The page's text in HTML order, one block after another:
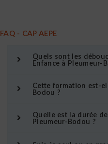
FAQ - CAP AEPE
Quels sont les
Enfance à Pleumeur-
Cette formation est-
Bodou ?
Quelle est la durée
Pleumeur-Bodou ?